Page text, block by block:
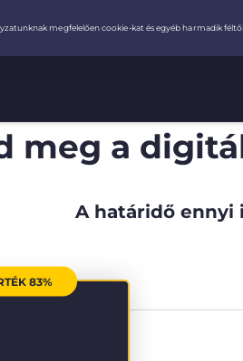
meg a
A határidő ennyi
83%